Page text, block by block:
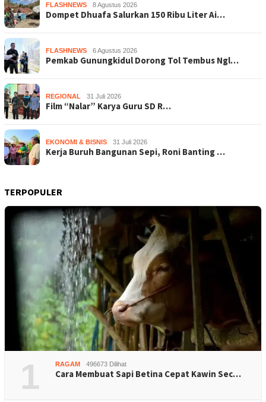
FLASHNEWS 8 Agustus 2026
Dompet Dhuafa Salurkan 150 Ribu Liter Ai…
FLASHNEWS 6 Agustus 2026
Pemkab Gunungkidul Dorong Tol Tembus Ngl…
REGIONAL 31 Juli 2026
Film “Nalar” Karya Guru SD R…
EKONOMI & BISNIS 31 Juli 2026
Kerja Buruh Bangunan Sepi, Roni Banting …
TERPOPULER
1 RAGAM 496673 Dilihat
Cara Membuat Sapi Betina Cepat Kawin Sec…